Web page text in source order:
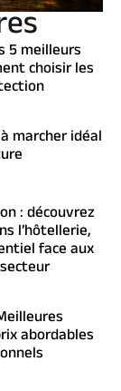
5 meilleurs
choisir les
marcher idéal
: découvrez
l’hôtellerie,
face aux
abordables